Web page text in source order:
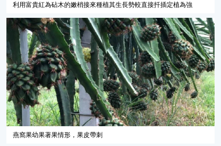
利用富貴紅為砧木的嫩梢接來種植其生長勢較直接扦插定植為強
燕窩果幼果著果情形，果皮帶刺